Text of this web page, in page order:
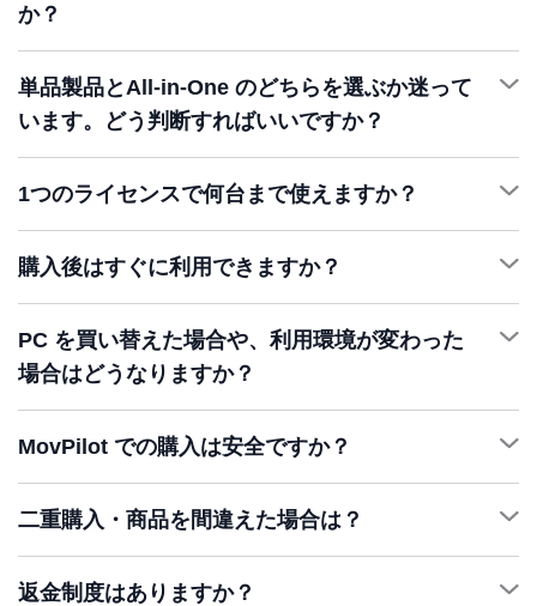
か？
単品製品とAll-in-One のどちらを選ぶか迷って
います。どう判断すればいいですか？
詳細を確認 >
1つのライセンスで何台まで使えますか？
購入後はすぐに利用できますか？
PC を買い替えた場合や、利用環境が変わった
場合はどうなりますか？
ポート
MovPilot での購入は安全ですか？
二重購入・商品を間違えた場合は？
返金制度はありますか？